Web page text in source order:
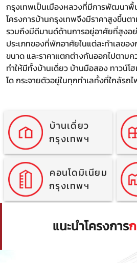
กรุงเทพเป็นเมืองหลวงที่มีการพัฒนาพื้
โครงการบ้านกรุงเทพจึงมีราคาสูงขึ้น
รวมถึงมีดีมานด์ด้านการอยู่อาศัยที่สูงอ
ประเภทของที่พักอาศัยในแต่ละทำเลขอ
ขนาด และราคาแตกต่างกันออกไปตาม
ทำให้มีทั้งบ้านเดี่ยว บ้านมือสอง ทาวน์โ
โด กระจายตัวอยู่ในทุกทำเลทั้งที่ใกล้รถ
บ้านเดี่ยว
กรุงเทพฯ
คอนโดมิเนียม
กรุงเทพฯ
แนะนำโครงการ